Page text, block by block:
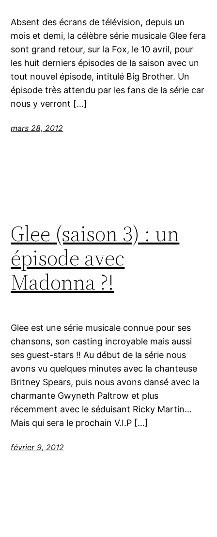
Absent des écrans de télévision, depuis un
mois et demi, la célèbre série musicale Glee fera
sont grand retour, sur la Fox, le 10 avril, pour
les huit derniers épisodes de la saison avec un
tout nouvel épisode, intitulé Big Brother. Un
épisode très attendu par les fans de la série car
nous y verront […]
mars 28, 2012
Glee (saison 3) : un
épisode avec
Madonna ?!
Glee est une série musicale connue pour ses
chansons, son casting incroyable mais aussi
ses guest-stars !! Au début de la série nous
avons vu quelques minutes avec la chanteuse
Britney Spears, puis nous avons dansé avec la
charmante Gwyneth Paltrow et plus
récemment avec le séduisant Ricky Martin…
Mais qui sera le prochain V.I.P […]
février 9, 2012